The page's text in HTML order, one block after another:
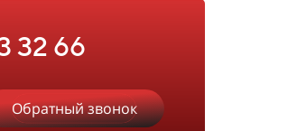
32 66
Обратный звонок